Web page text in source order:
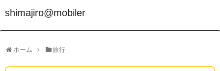
shimajiro@mobiler
ホーム 旅行